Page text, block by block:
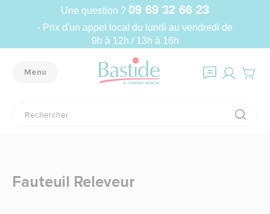
Une question ? 09 69 32 66 23
- Prix d'un appel local du lundi au vendredi de
9h à 12h / 13h à 16h
Menu
Fauteuil Releveur